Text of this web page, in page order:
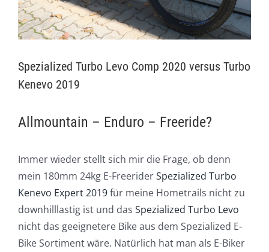
Spezialized Turbo Levo Comp 2020 versus Turbo
Kenevo 2019
Allmountain – Enduro – Freeride?
Immer wieder stellt sich mir die Frage, ob denn
mein 180mm 24kg E-FreeriderSpezialized Turbo
Kenevo Expert 2019für meine Hometrails nicht zu
downhilllastig ist und das Spezialized Turbo Levo
nicht das geeignetere Bike aus dem Spezialized E-
Bike Sortiment wäre. Natürlich hat man als E-Biker